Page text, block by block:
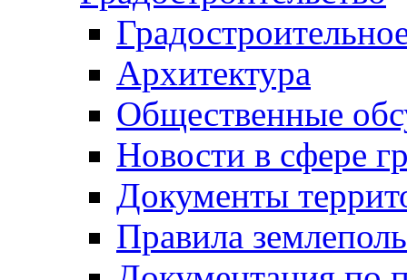
Архитектура
Общественные
Новости в сфере
Документы
Правила